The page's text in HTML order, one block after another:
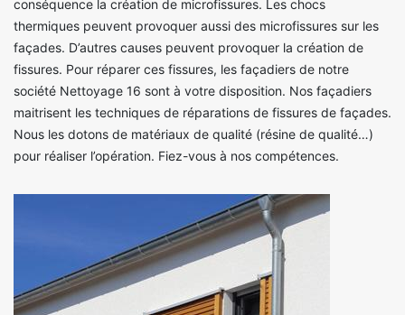
conséquence la création de microfissures. Les chocs
thermiques peuvent provoquer aussi des microfissures sur les
façades. D’autres causes peuvent provoquer la création de
fissures. Pour réparer ces fissures, les façadiers de notre
société Nettoyage 16 sont à votre disposition. Nos façadiers
maitrisent les techniques de réparations de fissures de façades.
Nous les dotons de matériaux de qualité (résine de qualité…)
pour réaliser l’opération. Fiez-vous à nos compétences.